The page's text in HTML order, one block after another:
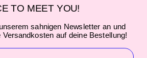
TO MEET YOU!
sahnigen Newsletter an und
auf deine Bestellung!